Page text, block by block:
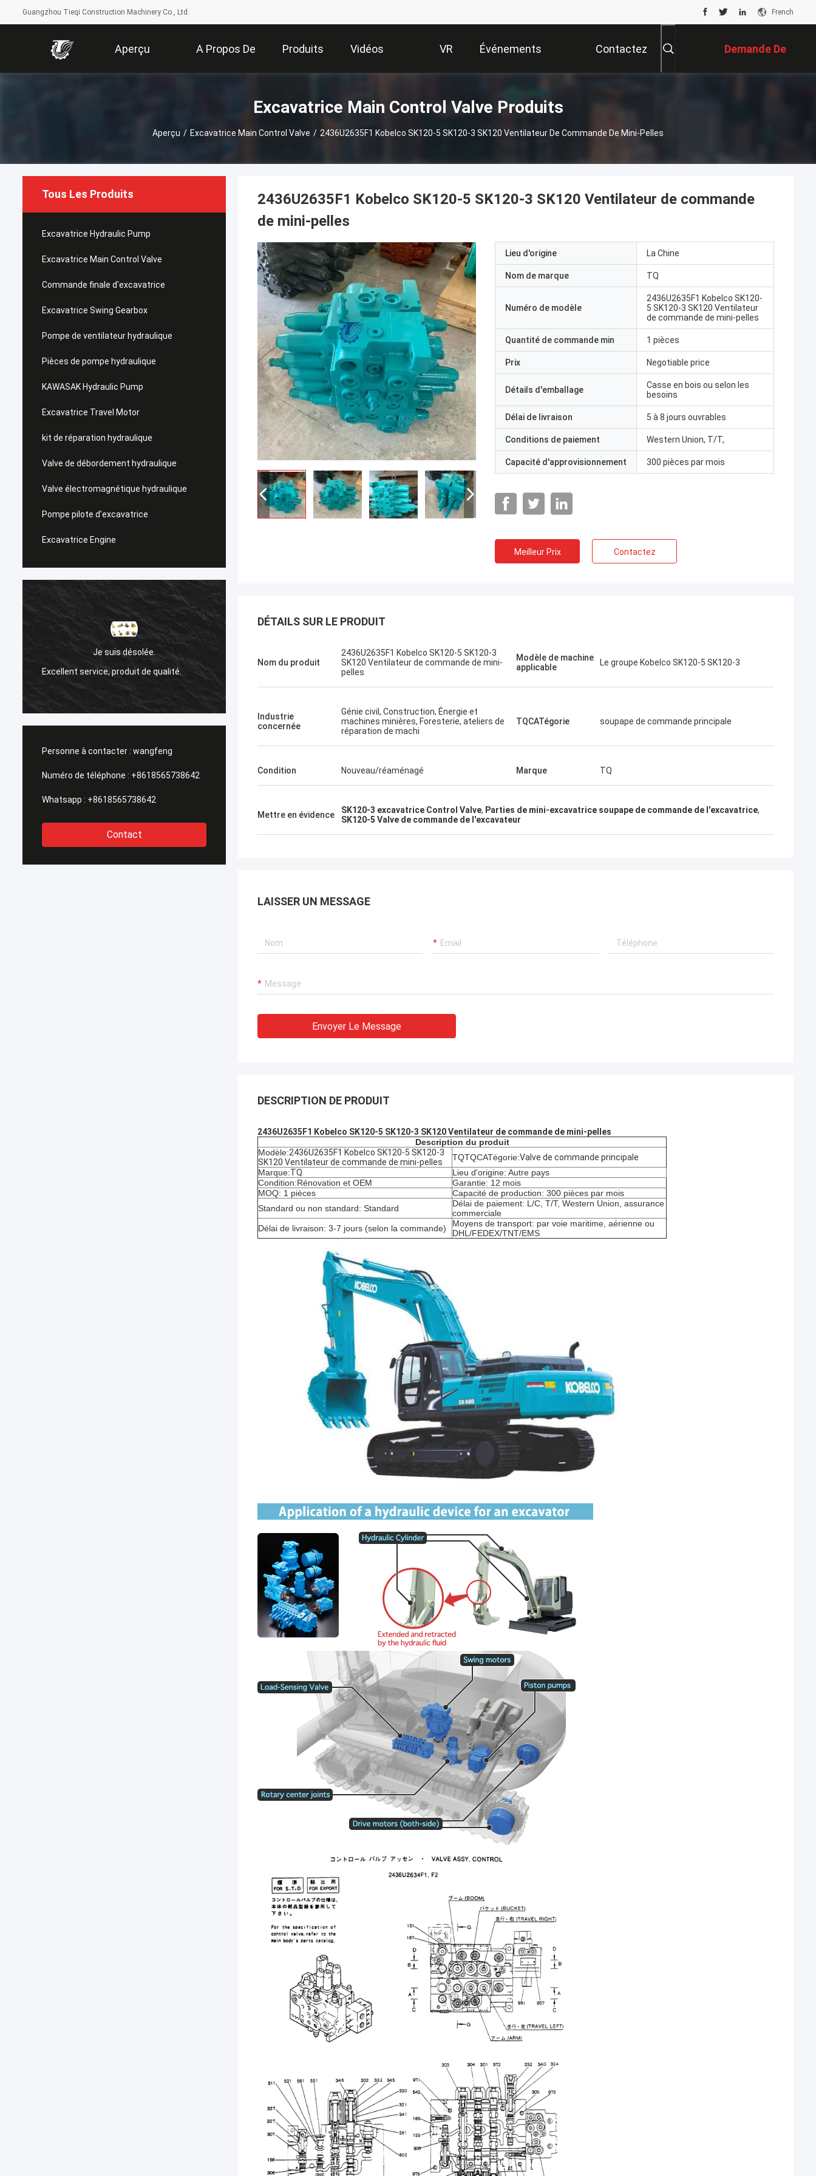
Guangzhou Tieqi Construction Machinery Co., Ltd. French
Aperçu A Propos De
Nous
Produits Vidéos VR
Show
Événements Contactez Demande De
Soumission
Excavatrice Main Control Valve Produits
Aperçu / Excavatrice Main Control Valve / 2436U2635F1 Kobelco SK120-5 SK120-3 SK120 Ventilateur De Commande De Mini-Pelles
Tous Les Produits
Excavatrice Hydraulic Pump
Excavatrice Main Control Valve
Commande finale d'excavatrice
Excavatrice Swing Gearbox
Pompe de ventilateur hydraulique
Pièces de pompe hydraulique
KAWASAK Hydraulic Pump
Excavatrice Travel Motor
kit de réparation hydraulique
Valve de débordement hydraulique
Valve électromagnétique hydraulique
Pompe pilote d'excavatrice
Excavatrice Engine
Je suis désolée.
Excellent service, produit de qualité.
de la Russie.
Un service de gestion, une visite rapide.
Le projet d'établissement
Un shopping agréable
professionnels et amicaux. Excellent
Personne à contacter : wangfeng
Numéro de téléphone : +8618565738642
Whatsapp : +8618565738642
Contact
2436U2635F1 Kobelco SK120-5 SK120-3 SK120 Ventilateur de commande
de mini-pelles
Lieu d'origine La Chine
Nom de marque TQ
Numéro de modèle
2436U2635F1 Kobelco SK120-
5 SK120-3 SK120 Ventilateur
de commande de mini-pelles
Quantité de commande min 1 pièces
Prix Negotiable price
Détails d'emballage
Casse en bois ou selon les
besoins
Délai de livraison 5 à 8 jours ouvrables
Conditions de paiement Western Union, T/T,
Capacité d'approvisionnement 300 pièces par mois
Meilleur Prix Contactez
DÉTAILS SUR LE PRODUIT
Nom du produit
2436U2635F1 Kobelco SK120-5 SK120-3
SK120 Ventilateur de commande de mini-
pelles
Modèle de machine
applicable
Le groupe Kobelco SK120-5 SK120-3
Industrie
concernée
Génie civil, Construction, Énergie et
machines minières, Foresterie, ateliers de
réparation de machi
TQCATégorie soupape de commande principale
Condition Nouveau/réaménagé Marque TQ
Mettre en évidence SK120-3 excavatrice Control Valve, Parties de mini-excavatrice soupape de commande de l'excavatrice,
SK120-5 Valve de commande de l'excavateur
LAISSER UN MESSAGE
Envoyer Le Message
DESCRIPTION DE PRODUIT
2436U2635F1 Kobelco SK120-5 SK120-3 SK120 Ventilateur de commande de mini-pelles
Description du produit
Modèle:2436U2635F1 Kobelco SK120-5 SK120-3
SK120 Ventilateur de commande de mini-pelles
TQTQCATégorie:Valve de commande principale
Marque:TQ
Lieu d'origine: Autre pays
Condition:Rénovation et OEM
Garantie: 12 mois
MOQ: 1 pièces
Capacité de production: 300 pièces par mois
Standard ou non standard: Standard
Délai de paiement: L/C, T/T, Western Union, assurance
commerciale
Délai de livraison: 3-7 jours (selon la commande)
Moyens de transport: par voie maritime, aérienne ou
DHL/FEDEX/TNT/EMS